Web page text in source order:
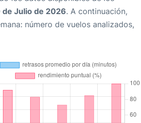
de Julio de 2026. A continuación,
número de vuelos analizados,